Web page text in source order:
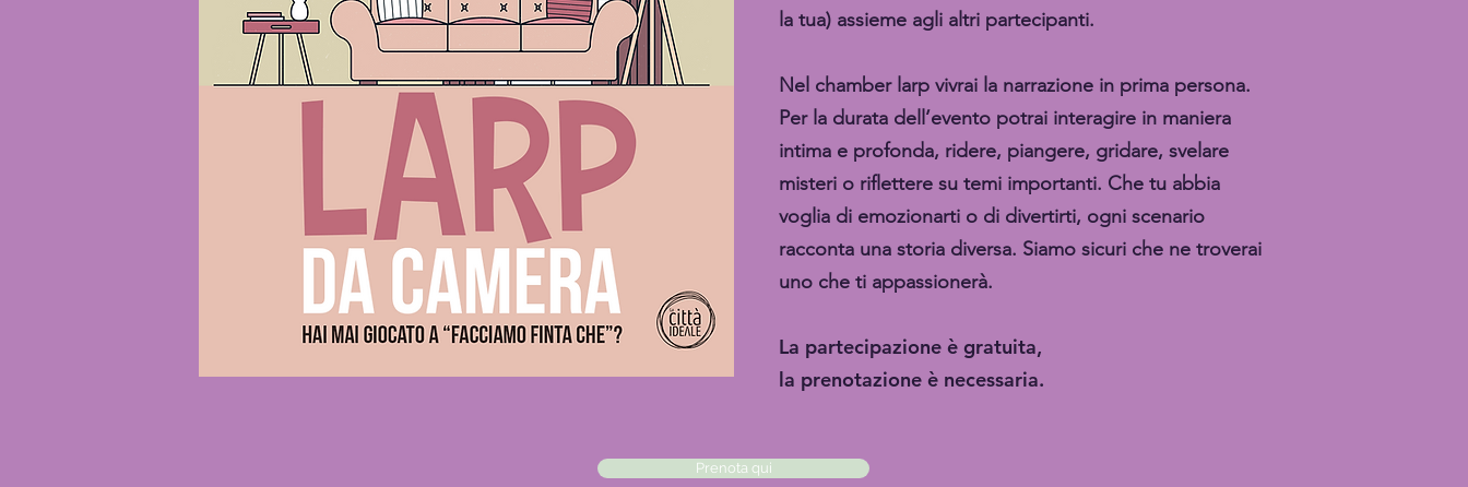
la tua) assieme agli altri partecipanti.
Nel chamber larp vivrai la narrazione in prima persona.
Per la durata dell’evento potrai interagire in maniera
intima e profonda, ridere, piangere, gridare, svelare
misteri o riflettere su temi importanti. Che tu abbia
voglia di emozionarti o di divertirti, ogni scenario
racconta una storia diversa. Siamo sicuri che ne troverai
uno che ti appassionerà.
La partecipazione è gratuita,
la prenotazione è necessaria.
Prenota qui